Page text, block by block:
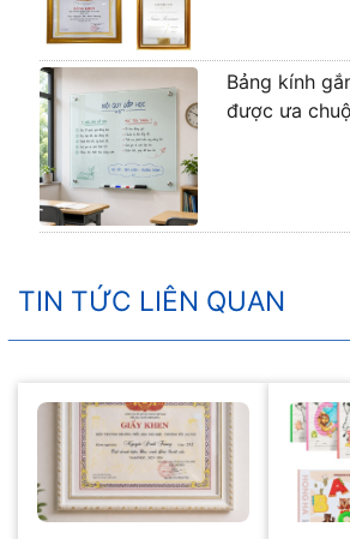
Bảng kính
được ưa
TIN TỨC LIÊN QUAN